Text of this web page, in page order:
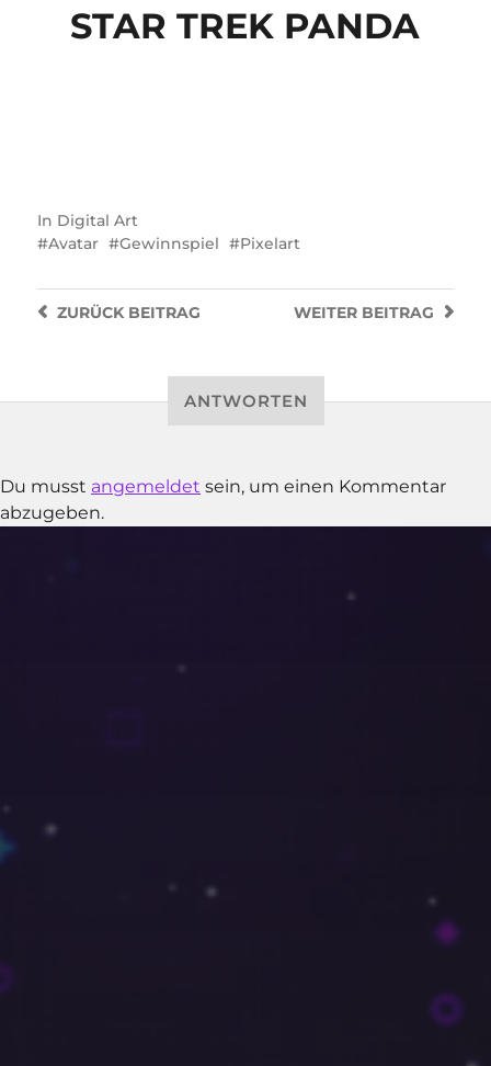
STAR TREK PANDA
In Digital Art
Avatar
Gewinnspiel Pixelart
WEITER BEITRAG
ZURÜCKBEITRAG
ANTWORTEN
Du musst angemeldet sein, um einen Kommentar
abzugeben.